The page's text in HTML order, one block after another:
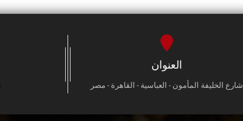
العنوان
شارع الخليفة المأمون - العباسية - القاهرة - مصر